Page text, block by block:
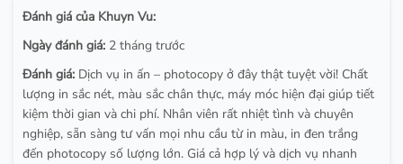
Đánh giá của Khuyn Vu:
Ngày đánh giá: 2 tháng trước
Đánh giá: Dịch vụ in ấn – photocopy ở đây thật tuyệt vời! Chất
lượng in sắc nét, màu sắc chân thực, máy móc hiện đại giúp tiết
kiệm thời gian và chi phí. Nhân viên rất nhiệt tình và chuyên
nghiệp, sẵn sàng tư vấn mọi nhu cầu từ in màu, in đen trắng
đến photocopy số lượng lớn. Giá cả hợp lý và dịch vụ nhanh